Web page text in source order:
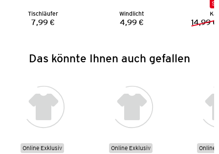
Tischläufer
Preis:
7,99 €
Windlicht
Preis:
4,99 € 14,99 €
Das könnte Ihnen auch gefallen
Online Exklusiv
Online Exklusiv
Online